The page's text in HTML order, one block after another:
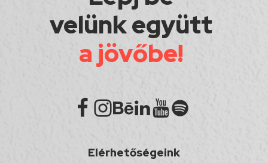
velünk együtt
a jövőbe!
Elérhetőségeink